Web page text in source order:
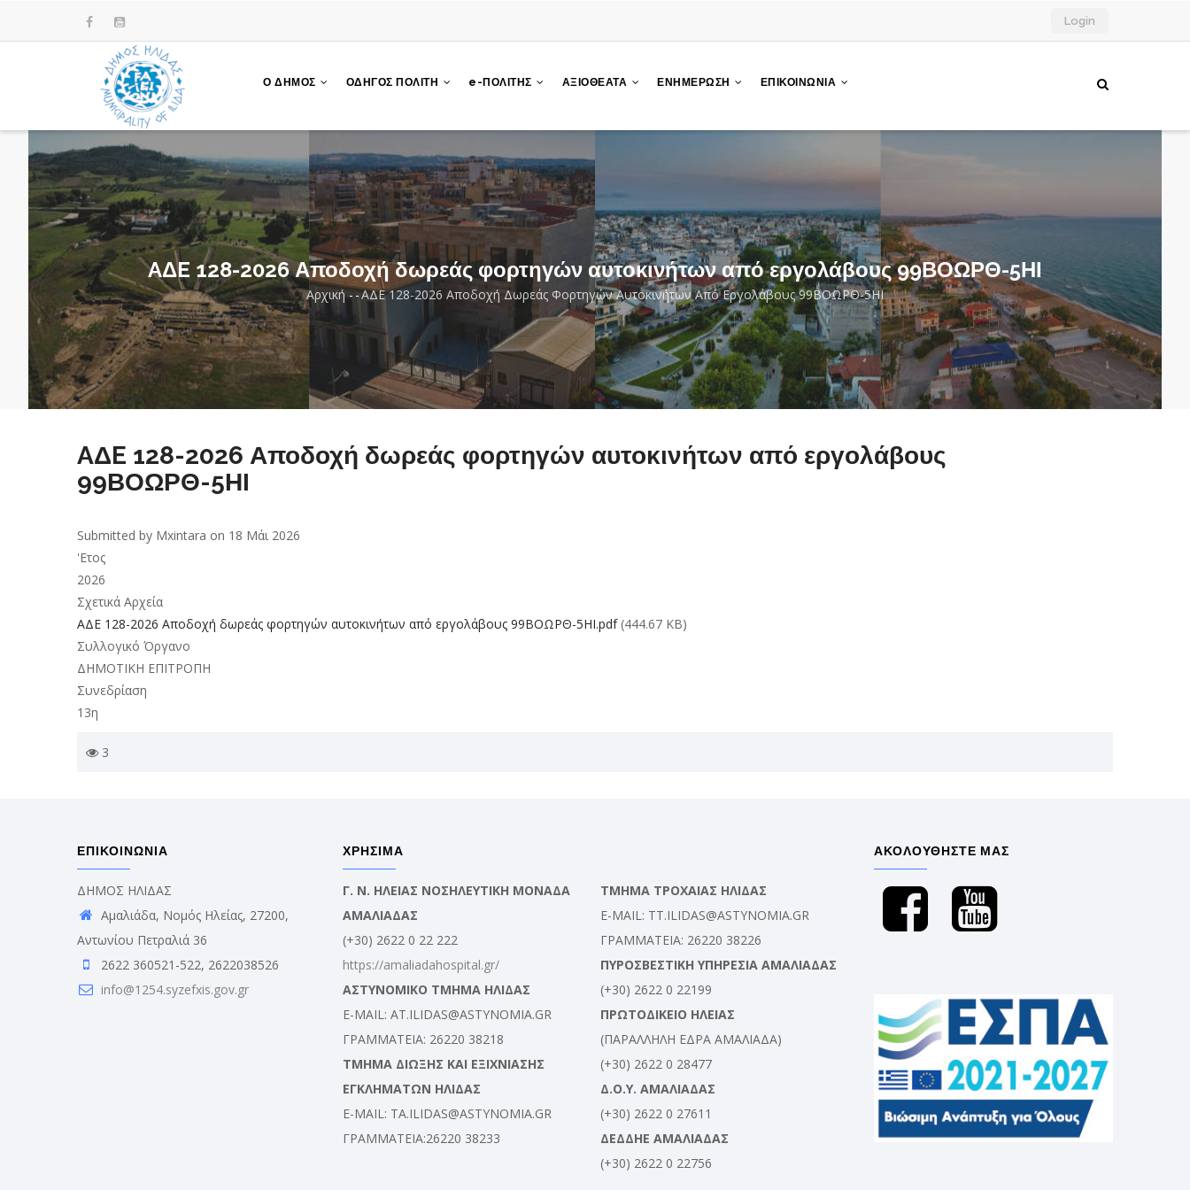
Login
Ο ΔΗΜΟΣ ΟΔΗΓΟΣ ΠΟΛΙΤΗ e-ΠΟΛΙΤΗΣ ΑΞΙΟΘΕΑΤΑ ΕΝΗΜΕΡΩΣΗ ΕΠΙΚΟΙΝΩΝΙΑ
AΔE 128-2026 Αποδοχή δωρεάς φορτηγών αυτοκινήτων από εργολάβους 99ΒΟΩΡΘ-5ΗΙ
Breadcrumb
Αρχική --AΔE 128-2026 Αποδοχή Δωρεάς Φορτηγών Αυτοκινήτων Από Εργολάβους 99ΒΟΩΡΘ-5ΗΙ
AΔE 128-2026 Αποδοχή δωρεάς φορτηγών αυτοκινήτων από εργολάβους
99ΒΟΩΡΘ-5ΗΙ
Submitted by Mxintara on 18 Μάι 2026
'Ετος
2026
Σχετικά Αρχεία
AΔE 128-2026 Αποδοχή δωρεάς φορτηγών αυτοκινήτων από εργολάβους 99ΒΟΩΡΘ-5ΗΙ.pdf (444.67 KB)
Συλλογικό Όργανο
ΔΗΜΟΤΙΚΗ ΕΠΙΤΡΟΠΗ
Συνεδρίαση
13η
3
ΕΠΙΚΟΙΝΩΝΙΑ
ΔΗΜΟΣ ΗΛΙΔΑΣ
Αμαλιάδα, Νομός Ηλείας, 27200,
Αντωνίου Πετραλιά 36
2622 360521-522, 2622038526
info@1254.syzefxis.gov.gr
ΧΡΗΣΙΜΑ
Γ. Ν. ΗΛΕΙΑΣ ΝΟΣΗΛΕΥΤΙΚΗ ΜΟΝΑΔΑ
ΑΜΑΛΙΑΔΑΣ
(+30) 2622 0 22 222
https://amaliadahospital.gr/
ΑΣΤΥΝΟΜΙΚΟ ΤΜΗΜΑ ΗΛΙΔΑΣ
E-MAIL: AT.ILIDAS@ASTYNOMIA.GR
ΓΡΑΜΜΑΤΕΙΑ: 26220 38218
ΤΜΗΜΑ ΔΙΩΞΗΣ ΚΑΙ ΕΞΙΧΝΙΑΣΗΣ
ΕΓΚΛΗΜΑΤΩΝ ΗΛΙΔΑΣ
E-MAIL: TA.ILIDAS@ASTYNOMIA.GR
ΓΡΑΜΜΑΤΕΙΑ:26220 38233
ΤΜΗΜΑ ΤΡΟΧΑΙΑΣ ΗΛΙΔΑΣ
E-MAIL: TT.ILIDAS@ASTYNOMIA.GR
ΓΡΑΜΜΑΤΕΙΑ: 26220 38226
ΠΥΡΟΣΒΕΣΤΙΚΗ ΥΠΗΡΕΣΙΑ ΑΜΑΛΙΑΔΑΣ
(+30) 2622 0 22199
ΠΡΩΤΟΔΙΚΕΙΟ ΗΛΕΙΑΣ
(ΠΑΡΑΛΛΗΛΗ ΕΔΡΑ ΑΜΑΛΙΑΔΑ)
(+30) 2622 0 28477
Δ.Ο.Υ. ΑΜΑΛΙΑΔΑΣ
(+30) 2622 0 27611
ΔΕΔΔΗΕ ΑΜΑΛΙΑΔΑΣ
(+30) 2622 0 22756
ΑΚΟΛΟΥΘΗΣΤΕ ΜΑΣ